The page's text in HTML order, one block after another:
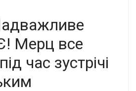
Меpц все
час зуcтрічі